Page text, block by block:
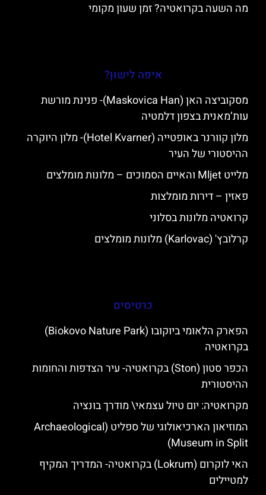
מה השעה בקרואטיה? זמן שעון מקומי
איפה לישון?
מסקוביצה האן (Maskovica Han)- פנינת מורשת
עות’מאנית בצפון דלמטיה
מלון קוורנר באופטייה (Hotel Kvarner)- מלון היוקרה
ההיסטורי של העיר
מלייט Mljet והאיים הסמוכים – מלונות מומלצים
פאזין – דירות מומלצות
קרואטיה מלונות בסלוני
קרלובץ' (Karlovac) מלונות מומלצים
כרטיסים
הפארק הלאומי ביוקובו (Biokovo Nature Park)
בקרואטיה
הכפר סטון (Ston) בקרואטיה- עיר הצדפות והחומות
ההיסטורית
מקרואטיה: יום טיול עצמאי\ מודרך בונציה
המוזיאון הארכיאולוגי של ספליט (Archaeological
Museum in Split)
האי לוקרום (Lokrum) בקרואטיה- המדריך המקיף
למטיילים